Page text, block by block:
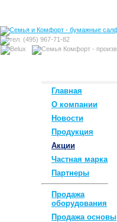
Главная
О компании
Новости
Продукция
Акции
Частная марка
Партнеры
Продажа
оборудования
Продажа основы